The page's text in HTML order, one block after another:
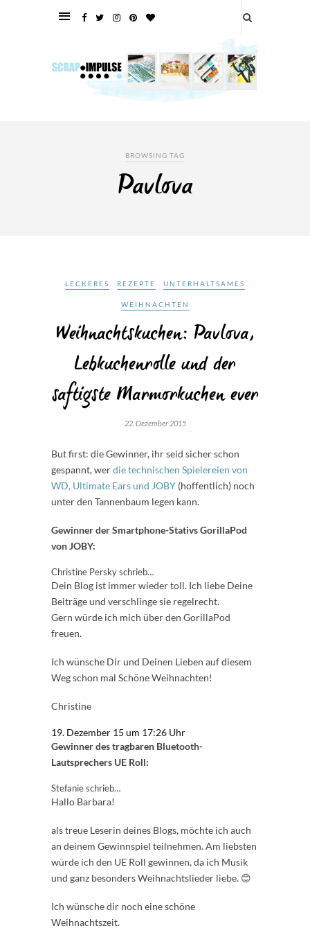
BROWSING TAG
Pavlova
LECKERES REZEPTE UNTERHALTSAMES
WEIHNACHTEN
Weihnachtskuchen: Pavlova,
Lebkuchenrolle und der
saftigste Marmorkuchen ever
22. Dezember 2015
But first: die Gewinner, ihr seid sicher schon
gespannt, werdie technischen Spielereien von
WD, Ultimate Ears und JOBY (hoffentlich) noch
unter den Tannenbaum legen kann.
Gewinner der Smartphone-Stativs GorillaPod
von JOBY:
Christine Persky schrieb…
Dein Blog ist immer wieder toll. Ich liebe Deine
Beiträge und verschlinge sie regelrecht.
Gern würde ich mich über den GorillaPod
freuen.
Ich wünsche Dir und Deinen Lieben auf diesem
Weg schon mal Schöne Weihnachten!
Christine
19. Dezember 15 um 17:26 Uhr
Gewinner des tragbaren Bluetooth-
Lautsprechers UE Roll:
Stefanie schrieb…
Hallo Barbara!
als treue Leserin deines Blogs, möchte ich auch
an deinem Gewinnspiel teilnehmen. Am liebsten
würde ich den UE Roll gewinnen, da ich Musik
und ganz besonders Weihnachtslieder liebe. 😊
Ich wünsche dir noch eine schöne
Weihnachtszeit.